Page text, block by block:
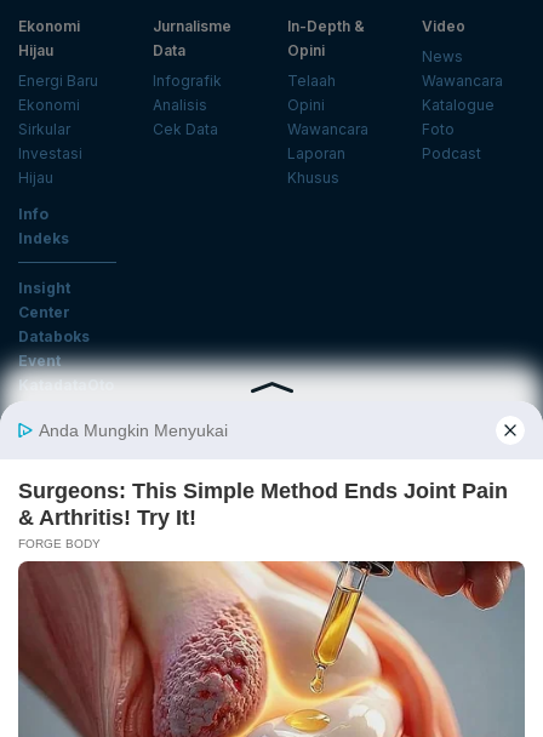
Ekonomi
Hijau
Energi Baru
Ekonomi
Sirkular
Investasi
Hijau
Jurnalisme
Data
Infografik
Analisis
Cek Data
In-Depth &
Opini
Telaah
Opini
Wawancara
Laporan
Khusus
Video
News
Wawancara
Katalogue
Foto
Podcast
Info
Indeks
Insight
Center
Databoks
Event
KatadataOto
Email
Daftar
Tentang Katadata Advertising Karier
Pedoman Media Siber
Kebijakan Privasi
Disclaimer
Hubungi Kami
©2026 Katadata. Hak cipta dilindungi Undang-undang.